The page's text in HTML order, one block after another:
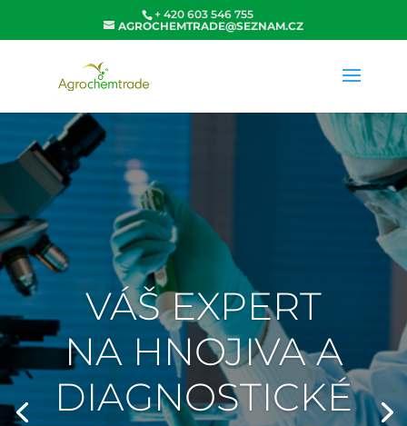
+ 420 603 546 755
AGROCHEMTRADE@SEZNAM.CZ
VÁŠ EXPERT
NA HNOJIVA A
DIAGNOSTICKÉ